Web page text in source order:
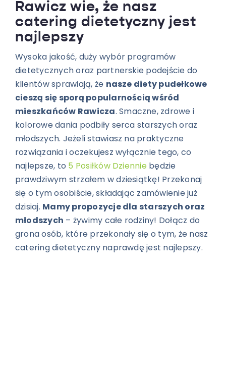
Rawicz wie, że nasz
catering dietetyczny jest
najlepszy
Wysoka jakość, duży wybór programów
dietetycznych oraz partnerskie podejście do
klientów sprawiają, że nasze diety pudełkowe
cieszą się sporą popularnością wśród
mieszkańców Rawicza. Smaczne, zdrowe i
kolorowe dania podbiły serca starszych oraz
młodszych. Jeżeli stawiasz na praktyczne
rozwiązania i oczekujesz wyłącznie tego, co
najlepsze, to 5 Posiłków Dziennie będzie
prawdziwym strzałem w dziesiątkę! Przekonaj
się o tym osobiście, składając zamówienie już
dzisiaj. Mamy propozycje dla starszych oraz
młodszych – żywimy całe rodziny! Dołącz do
grona osób, które przekonały się o tym, że nasz
catering dietetyczny naprawdę jest najlepszy.